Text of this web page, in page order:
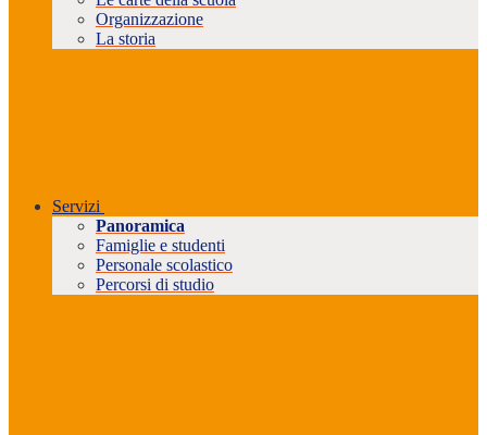
Organizzazione
La storia
Servizi
Panoramica
Famiglie e studenti
Personale scolastico
Percorsi di studio